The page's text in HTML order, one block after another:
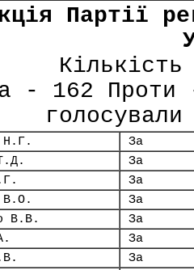
Партії
- 162 Проти
Н.Г.
За
За
За
В.О.
За
В.В.
За
За
За